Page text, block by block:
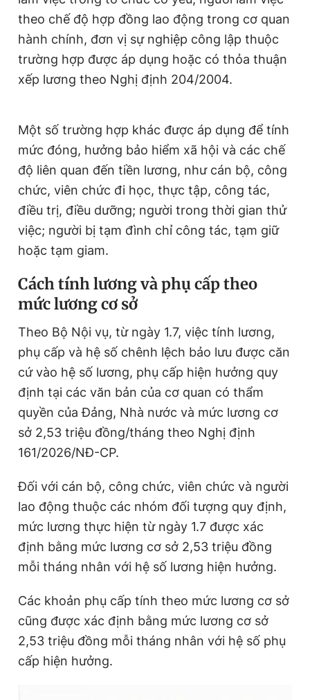
theo chế độ hợp đồng lao động trong cơ quan
hành chính, đơn vị sự nghiệp công lập thuộc
trường hợp được áp dụng hoặc có thỏa thuận
xếp lương theo Nghị định 204/2004.
Một số trường hợp khác được áp dụng để tính
mức đóng, hưởng bảo hiểm xã hội và các chế
độ liên quan đến tiền lương, như cán bộ, công
chức, viên chức đi học, thực tập, công tác,
điều trị, điều dưỡng; người trong thời gian thử
việc; người bị tạm đình chỉ công tác, tạm giữ
hoặc tạm giam.
Cách tính lương và phụ cấp theo
mức lương cơ sở
Theo Bộ Nội vụ, từ ngày 1.7, việc tính lương,
phụ cấp và hệ số chênh lệch bảo lưu được căn
cứ vào hệ số lương, phụ cấp hiện hưởng quy
định tại các văn bản của cơ quan có thẩm
quyền của Đảng, Nhà nước và mức lương cơ
sở 2,53 triệu đồng/tháng theo Nghị định
161/2026/NĐ-CP.
Đối với cán bộ, công chức, viên chức và người
lao động thuộc các nhóm đối tượng quy định,
mức lương thực hiện từ ngày 1.7 được xác
định bằng mức lương cơ sở 2,53 triệu đồng
mỗi tháng nhân với hệ số lương hiện hưởng.
Các khoản phụ cấp tính theo mức lương cơ sở
cũng được xác định bằng mức lương cơ sở
2,53 triệu đồng mỗi tháng nhân với hệ số phụ
cấp hiện hưởng.